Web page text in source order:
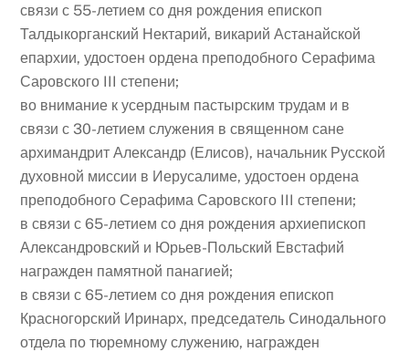
связи с 55-летием со дня рождения епископ
Талдыкорганский Нектарий, викарий Астанайской
епархии, удостоен ордена преподобного Серафима
Саровского III степени;
во внимание к усердным пастырским трудам и в
связи с 30-летием служения в священном сане
архимандрит Александр (Елисов), начальник Русской
духовной миссии в Иерусалиме, удостоен ордена
преподобного Серафима Саровского III степени;
в связи с 65-летием со дня рождения архиепископ
Александровский и Юрьев-Польский Евстафий
награжден памятной панагией;
в связи с 65-летием со дня рождения епископ
Красногорский Иринарх, председатель Синодального
отдела по тюремному служению, награжден